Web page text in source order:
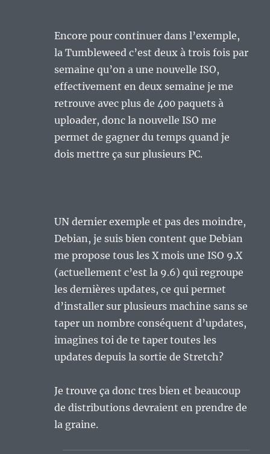
Encore pour continuer dans l’exemple,
la Tumbleweed c’est deux à trois fois par
semaine qu’on a une nouvelle ISO,
effectivement en deux semaine je me
retrouve avec plus de 400 paquets à
uploader, donc la nouvelle ISO me
permet de gagner du temps quand je
dois mettre ça sur plusieurs PC.
UN dernier exemple et pas des moindre,
Debian, je suis bien content que Debian
me propose tous les X mois une ISO 9.X
(actuellement c’est la 9.6) qui regroupe
les dernières updates, ce qui permet
d’installer sur plusieurs machine sans se
taper un nombre conséquent d’updates,
imagines toi de te taper toutes les
updates depuis la sortie de Stretch?
Je trouve ça donc tres bien et beaucoup
de distributions devraient en prendre de
la graine.